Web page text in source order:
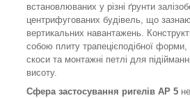
встановлюваних у різні ґрунти
центрифугованих будівель, що
вертикальних навантажень.
собою плиту трапецієподібної форми,
скоси та монтажні петлі для
висоту.
Сфера застосування ригелів АР 5